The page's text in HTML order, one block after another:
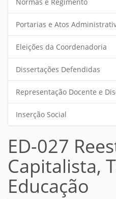
Portarias e Atos
Eleições da Coordenadoria
Dissertações Defendidas
Representação Docente e
Inserção Social
ED-027
Capitalista,
Educação